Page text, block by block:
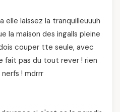
elle laissez la tranquilleuuuh
la maison des ingalls pleine
couper tte seule, avec
fait pas du tout rever ! rien
! mdrrr